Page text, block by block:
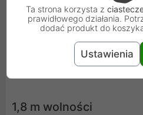
1,8 m wolności
Ta strona korzysta z
prawidłowego działania.
dodać produkt do
Ustawienia